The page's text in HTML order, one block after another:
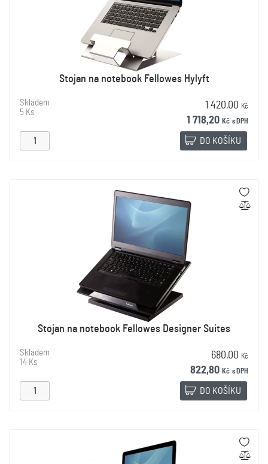
Stojan na notebook Fellowes Hylyft
Skladem
5 Ks
1 420,00 Kč
1 718,20 Kč s DPH
DO KOŠÍKU
Stojan na notebook Fellowes Designer Suites
Skladem
14 Ks
680,00 Kč
822,80 Kč s DPH
DO KOŠÍKU